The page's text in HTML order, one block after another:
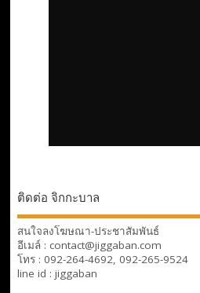
ติดต่อ จิกกะบาล
สนใจลงโฆษณา-ประชาสัมพันธ์
อีเมล์ : contact@jiggaban.com
โทร : 092-264-4692, 092-265-9524
line id : jiggaban